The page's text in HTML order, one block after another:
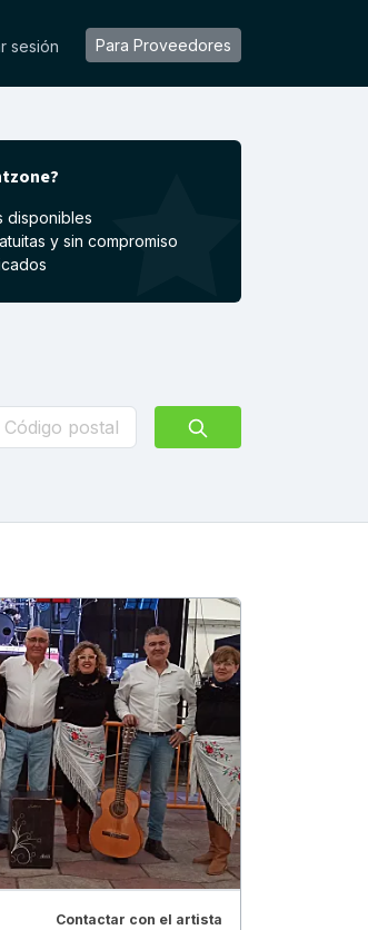
sesión Para Proveedores
disponibles
y sin compromiso
Contactar con el artista